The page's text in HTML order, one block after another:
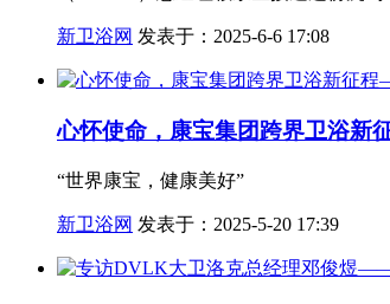
新卫浴网 发表于：2025-6-6 17:08
心怀使命，康宝集团跨界卫浴
“世界康宝，健康美好”
新卫浴网 发表于：2025-5-20 17:39